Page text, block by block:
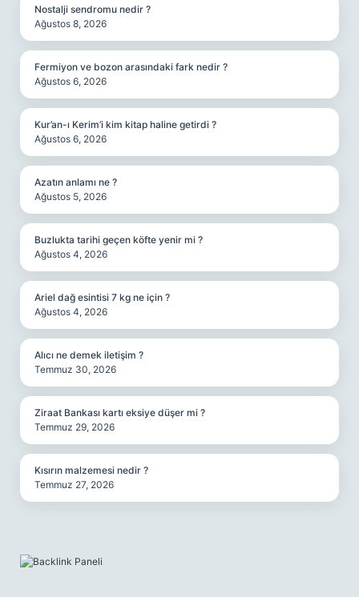
Nostalji sendromu nedir ?
Ağustos 8, 2026
Fermiyon ve bozon arasındaki fark nedir ?
Ağustos 6, 2026
Kur’an-ı Kerim’i kim kitap haline getirdi ?
Ağustos 6, 2026
Azatın anlamı ne ?
Ağustos 5, 2026
Buzlukta tarihi geçen köfte yenir mi ?
Ağustos 4, 2026
Ariel dağ esintisi 7 kg ne için ?
Ağustos 4, 2026
Alıcı ne demek iletişim ?
Temmuz 30, 2026
Ziraat Bankası kartı eksiye düşer mi ?
Temmuz 29, 2026
Kısırın malzemesi nedir ?
Temmuz 27, 2026